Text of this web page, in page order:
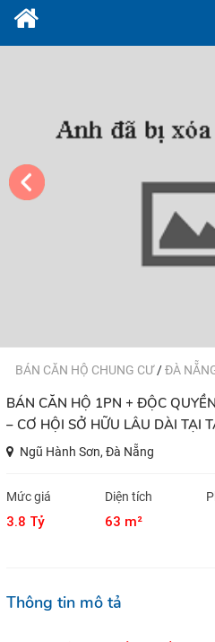
BÁN CĂN HỘ CHUNG CƯ/ĐÀ
BÁN CĂN HỘ 1PN + ĐỘC QUYỀN TẠI THE SANG RESIDENCE
– CƠ HỘI SỞ HỮU LÂU DÀI TẠI
Ngũ Hành Sơn, Đà Nẵng
Mức giá
3.8 Tỷ
Diện tích
63 m²
Thông tin mô tả